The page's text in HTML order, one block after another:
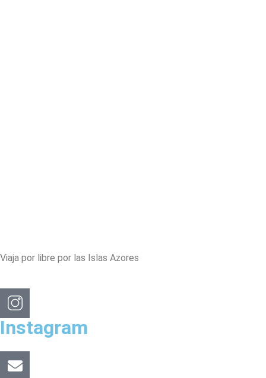
Viaja por libre por las Islas Azores
Instagram